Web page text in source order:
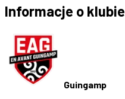
Informacje o klubie
Guingamp